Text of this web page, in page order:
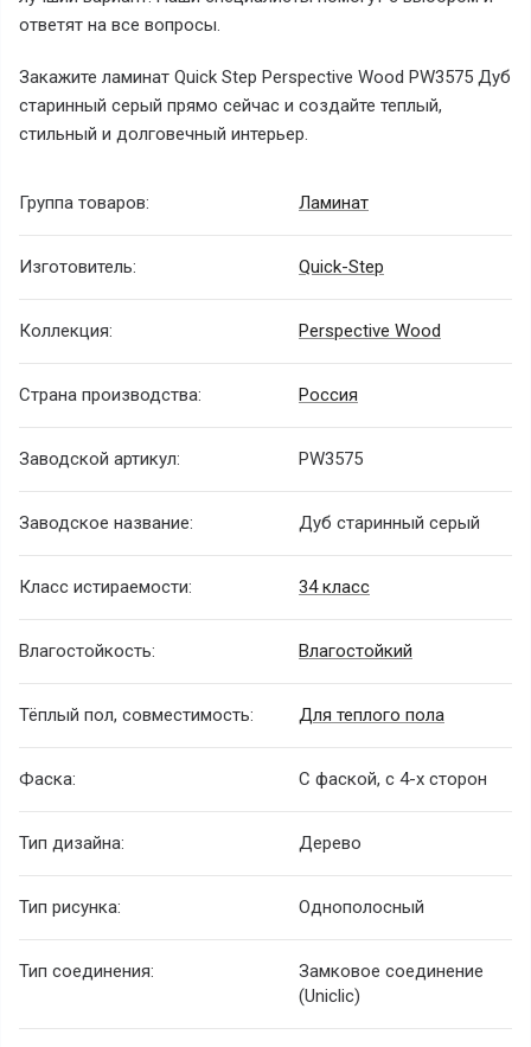
ответят на все вопросы.
Закажите ламинат Quick Step Perspective Wood PW3575 Дуб
старинный серый прямо сейчас и создайте теплый,
стильный и долговечный интерьер.
Группа товаров: Ламинат
Изготовитель: Quick-Step
Коллекция: Perspective Wood
Страна производства: Россия
Заводской артикул: PW3575
Заводское название: Дуб старинный серый
Класс истираемости: 34 класс
Влагостойкость: Влагостойкий
Тёплый пол, совместимость: Для теплого пола
Фаска: С фаской, с 4-х сторон
Тип дизайна: Дерево
Тип рисунка: Однополосный
Тип соединения:
Замковое соединение
(Uniclic)